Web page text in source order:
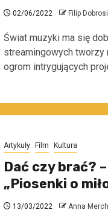
02/06/2022 Filip
Świat muzyki ma się
streamingowych tworzy
ogrom intrygujących
Artykuły Film Kultura
Dać czy brać?
„Piosenki o
13/03/2022 Anna